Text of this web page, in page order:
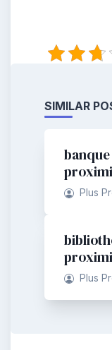
SIMILAR
Plus
Plus